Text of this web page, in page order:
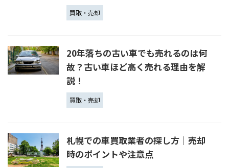
買取・売却
20年落ちの古い車でも売れるのは何
故？古い車ほど高く売れる理由を解
説！
買取・売却
札幌での車買取業者の探し方｜売却
時のポイントや注意点